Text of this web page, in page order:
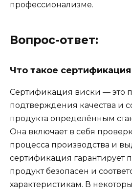
профессионализме.
Вопрос-ответ:
Что такое сертификация
Сертификация виски — это
подтверждения качества и
продукта определённым
Она включает в себя
процесса производства и
сертификация гарантирует
продукт безопасен и
характеристикам. В